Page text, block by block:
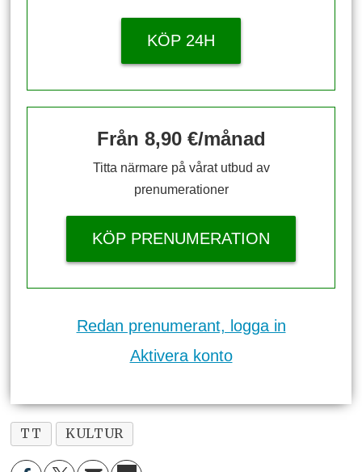
KÖP 24H
Från 8,90 €/månad
Titta närmare på vårat utbud av
prenumerationer
KÖP PRENUMERATION
Redan prenumerant, logga in
Aktivera konto
TT KULTUR